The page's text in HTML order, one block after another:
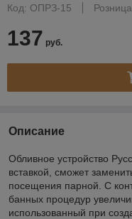
Код: ОПРЗ-15
Розница
137 руб.
Описание
Обливное устройство
вставкой, сможет
посещения парной. С
банных процедур
использованный при